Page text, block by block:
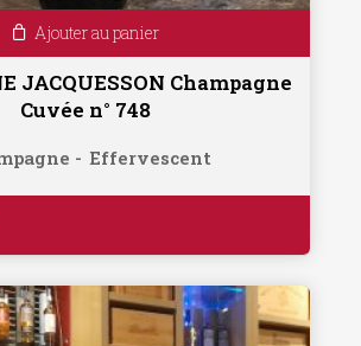
Ajouter au panier
JACQUESSON Champagne
Cuvée n° 748
Effervescent